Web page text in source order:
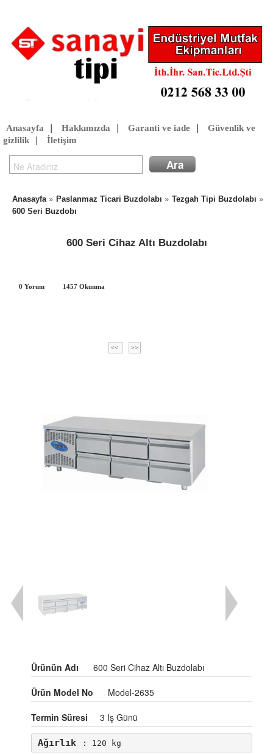
Anasayfa Hakkımızda Garanti ve iade
Güvenlik ve
gizlilik
İletişim
Anasayfa» Paslanmaz Ticari Buzdolabı » Tezgah Tipi Buzdolabı »
600 Seri Buzdobı
600 Seri Cihaz Altı Buzdolabı
0 Yorum 1457 Okunma
<< >>
Ürünün Adı 600 Seri Cihaz Altı Buzdolabı
Ürün Model No Model-2635
Termin Süresi 3 Iş Günü
Ağırlık : 120 kg